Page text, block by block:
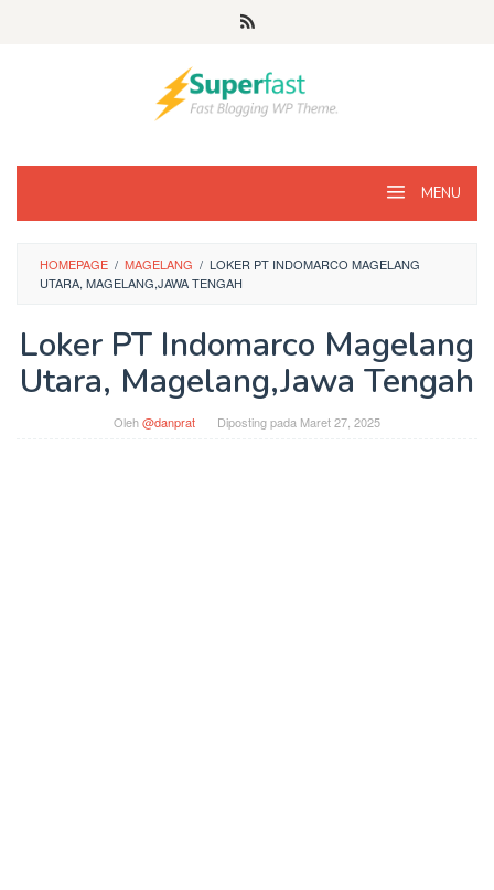
MENU
HOMEPAGE / MAGELANG / LOKER PT INDOMARCO MAGELANG
UTARA, MAGELANG,JAWA TENGAH
Loker PT Indomarco Magelang
Utara, Magelang,Jawa Tengah
Oleh@danprat Diposting pada Maret 27, 2025